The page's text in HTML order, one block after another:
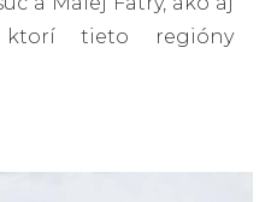
tieto regióny